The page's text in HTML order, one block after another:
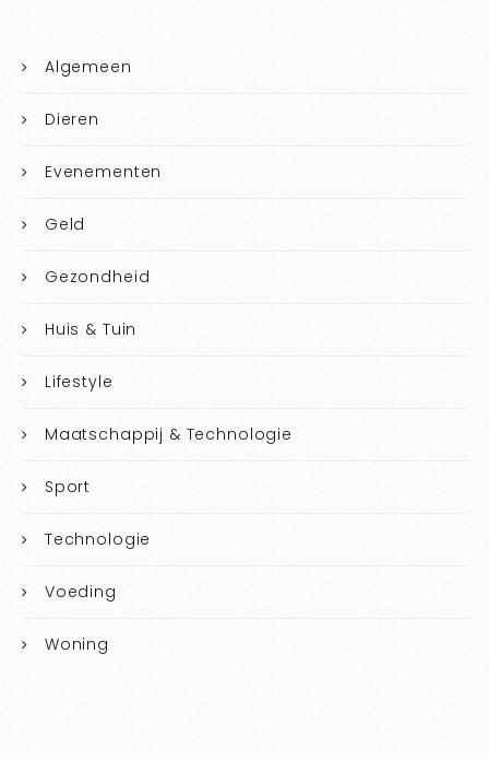
Algemeen
Dieren
Evenementen
Geld
Gezondheid
Huis & Tuin
Lifestyle
Maatschappij & Technologie
Sport
Technologie
Voeding
Woning